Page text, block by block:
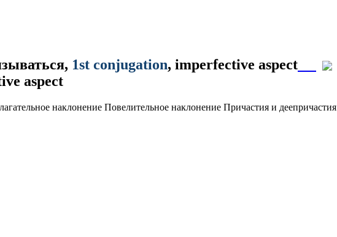
, 1st conjugation, imperfective aspect
aspect
наклонение Повелительное наклонение Причастия и деепричастия